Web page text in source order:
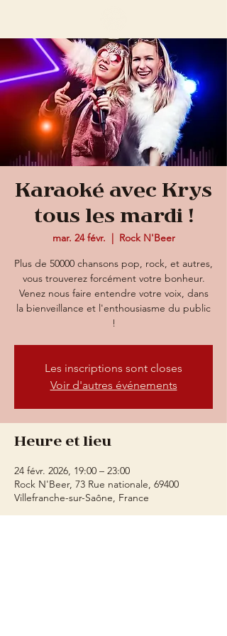
Karaoké avec Krys
tous les mardi !
mar. 24 févr.
  |
Rock N'Beer
Plus de 50000 chansons pop, rock, et autres,
vous trouverez forcément votre bonheur.
Venez nous faire entendre votre voix, dans
la bienveillance et l'enthousiasme du public
!
Les inscriptions sont closes
Voir d'autres événements
Heure et lieu
24 févr. 2026, 19:00 – 23:00
Rock N'Beer, 73 Rue nationale, 69400
Villefranche-sur-Saône, France